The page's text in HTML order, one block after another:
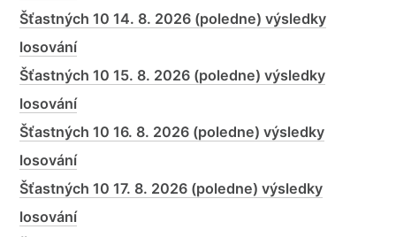
Šťastných 10 14. 8. 2026 (poledne) výsledky
losování
Šťastných 10 15. 8. 2026 (poledne) výsledky
losování
Šťastných 10 16. 8. 2026 (poledne) výsledky
losování
Šťastných 10 17. 8. 2026 (poledne) výsledky
losování